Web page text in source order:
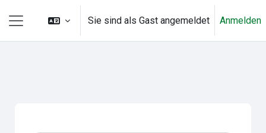
Website-Übersicht
Sie sind als Gast angemeldet Anmelden